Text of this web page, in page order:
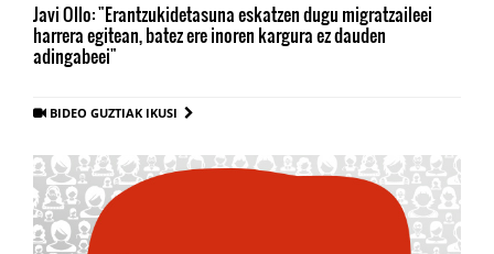
Javi Ollo: "Erantzukidetasuna eskatzen dugu migratzaileei
harrera egitean, batez ere inoren kargura ez dauden
adingabeei"
BIDEO GUZTIAK IKUSI